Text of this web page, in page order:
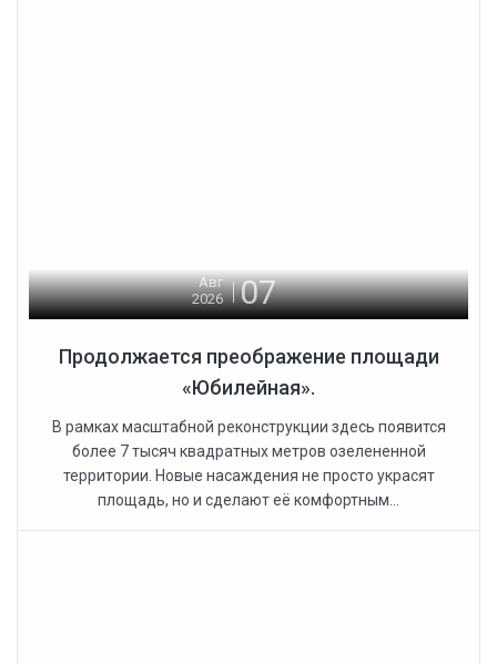
Авг
2026
07
Продолжается преображение площади
«Юбилейная».
В рамках масштабной реконструкции здесь появится
более 7 тысяч квадратных метров озелененной
территории. Новые насаждения не просто украсят
площадь, но и сделают её комфортным...